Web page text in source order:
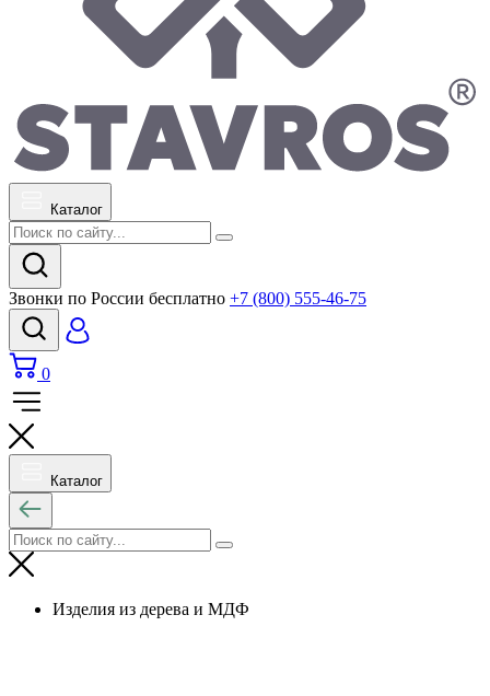
Каталог
Звонки по России бесплатно +7 (800) 555-46-75
0
Каталог
Изделия из дерева и МДФ